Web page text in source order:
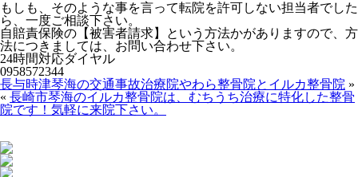
もしも、そのような事を言って転院を許可しない担当者でした
ら、一度ご相談下さい。
自賠責保険の【被害者請求】という方法かがありますので、方
法につきましては、お問い合わせ下さい。
24時間対応ダイヤル
0958572344
長与時津琴海の交通事故治療院やわら整骨院とイルカ整骨院 »
« 長崎市琴海のイルカ整骨院は、むちうち治療に特化した整骨
院です！気軽に来院下さい。